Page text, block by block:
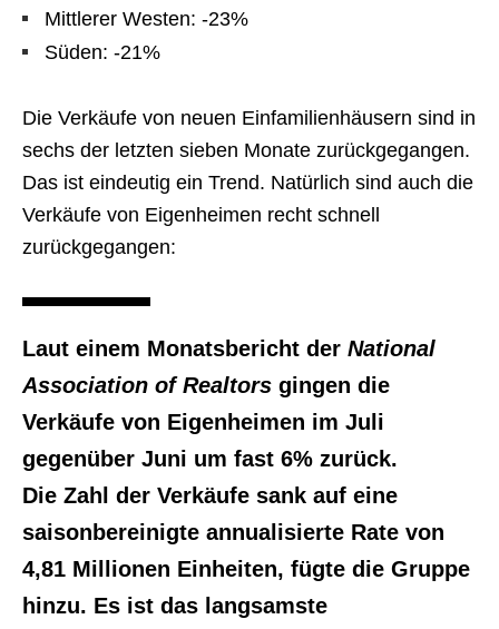
Mittlerer Westen: -23%
Süden: -21%
Die Verkäufe von neuen Einfamilienhäusern sind in
sechs der letzten sieben Monate zurückgegangen.
Das ist eindeutig ein Trend. Natürlich sind auch die
Verkäufe von Eigenheimen recht schnell
zurückgegangen:
Laut einem Monatsbericht der National
Association of Realtors gingen die
Verkäufe von Eigenheimen im Juli
gegenüber Juni um fast 6% zurück.
Die Zahl der Verkäufe sank auf eine
saisonbereinigte annualisierte Rate von
4,81 Millionen Einheiten, fügte die Gruppe
hinzu. Es ist das langsamste